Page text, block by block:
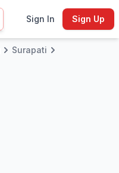
Sign In Sign Up
Surapati